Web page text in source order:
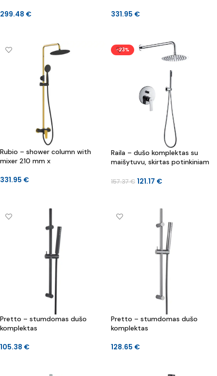
299.48 € 331.95 €
Rubio – shower column with
mixer 210 mm x
331.95 €
-23%
Raila – dušo komplektas su
maišytuvu, skirtas potinkiniam
157.37€ 121.17 €
Pretto – stumdomas dušo
komplektas
105.38 €
Pretto – stumdomas dušo
komplektas
128.65 €